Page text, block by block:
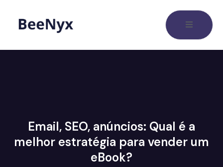
Email, SEO, anúncios: Qual é a
melhor estratégia para vender um
eBook?